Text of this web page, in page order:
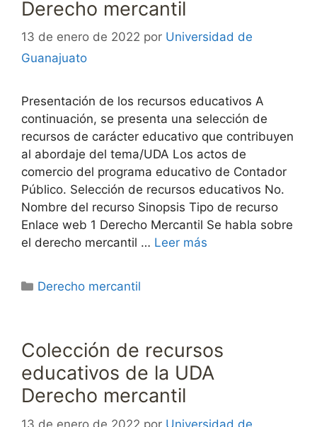
Derecho mercantil
13 de enero de 2022 por Universidad de
Guanajuato
Presentación de los recursos educativos A
continuación, se presenta una selección de
recursos de carácter educativo que contribuyen
al abordaje del tema/UDA Los actos de
comercio del programa educativo de Contador
Público. Selección de recursos educativos No.
Nombre del recurso Sinopsis Tipo de recurso
Enlace web 1 Derecho Mercantil Se habla sobre
el derecho mercantil … Leer más
Categorías
Derecho mercantil
Colección de recursos
educativos de la UDA
Derecho mercantil
13 de enero de 2022 por Universidad de